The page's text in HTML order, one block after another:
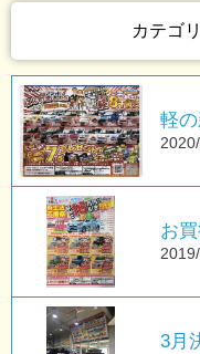
カテゴリ
軽
お
3月